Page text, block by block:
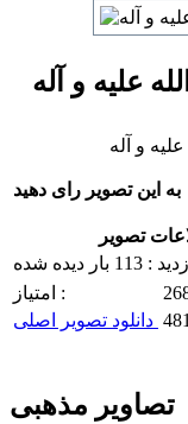
علیه و آله
و آله
به این تصویر رای دهید
تصویر
: 113 بار دیده شده
امتیاز :
تصاویر مذهبی